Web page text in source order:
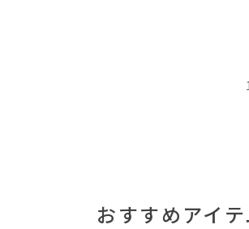
おすすめアイテ